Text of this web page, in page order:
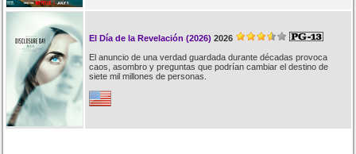
El Día de la Revelación (2026) 2026
El anuncio de una verdad guardada durante décadas provoca
caos, asombro y preguntas que podrían cambiar el destino de
siete mil millones de personas.